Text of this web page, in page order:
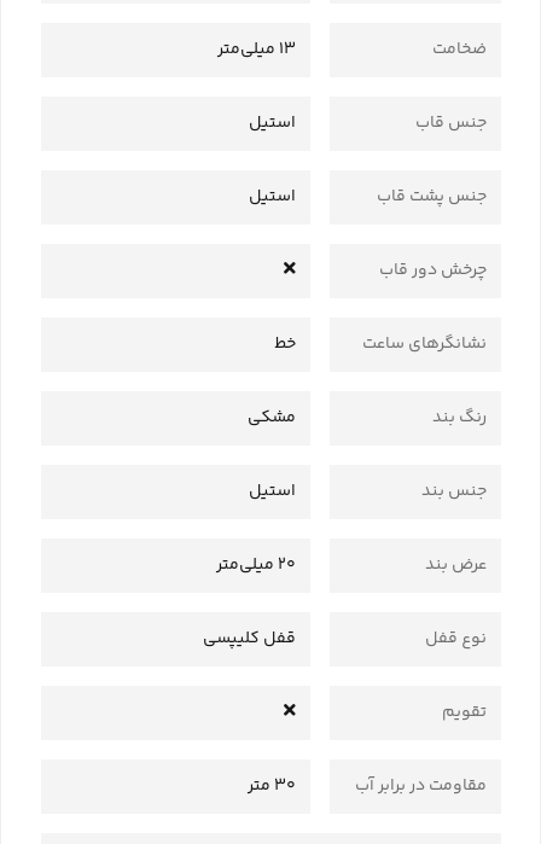
ضخامت 13 میلی‌متر
جنس قاب استیل
جنس پشت قاب استیل
چرخش دور قاب
نشانگرهای ساعت خط
رنگ بند مشکی
جنس بند استیل
عرض بند 20 میلی‌متر
نوع قفل قفل کلیپسی
تقویم
مقاومت در برابر آب 30 متر